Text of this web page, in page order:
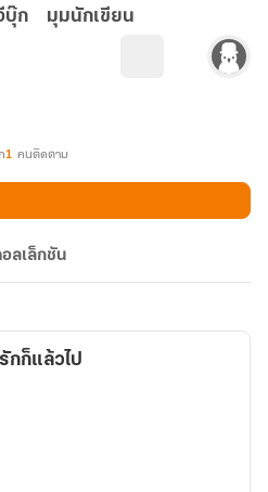
บุ๊ก มุมนักเขียน
1 คนติดตาม
ลเล็กชัน
กก็แล้วไป